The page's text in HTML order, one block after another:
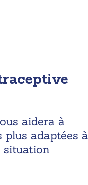
aidera à
adaptées à
situation